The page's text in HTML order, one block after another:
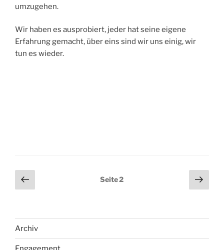
umzugehen.
Wir haben es ausprobiert, jeder hat seine eigene
Erfahrung gemacht, über eins sind wir uns einig, wir
tun es wieder.
Seitennummerierung
der
Vorherige
Seite
Seite2
Archiv